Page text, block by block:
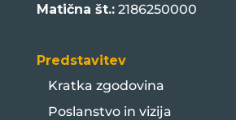
Matična št.:2186250000
Predstavitev
Kratka zgodovina
Poslanstvo in vizija